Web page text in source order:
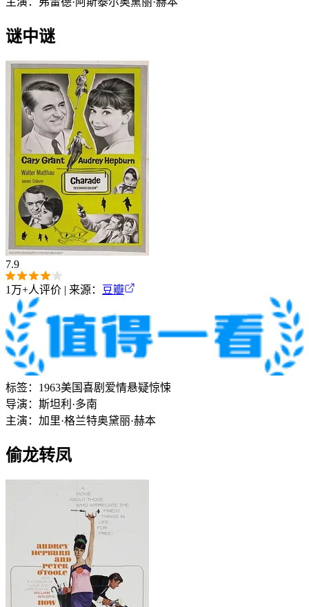
谜中谜
7.9
1万+人评价 | 来源： 豆瓣
标签： 1963美国喜剧 爱情悬疑惊悚
导演： 斯坦利·多南
主演： 加里·格兰特奥黛丽·赫本
偷龙转凤